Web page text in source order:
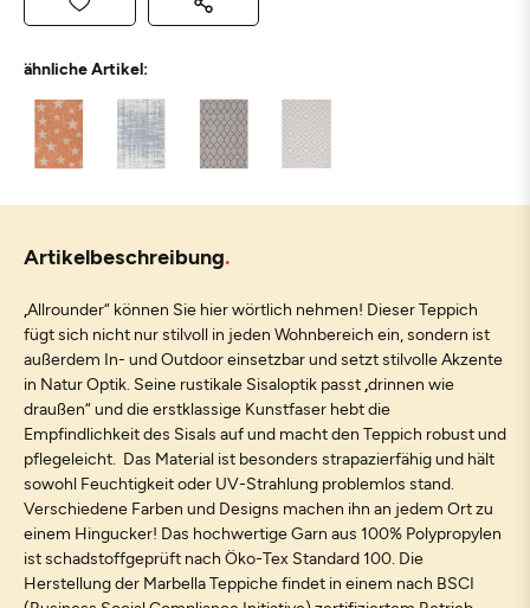
ähnliche Artikel:
Artikelbeschreibung
„Allrounder“ können Sie hier wörtlich nehmen! Dieser Teppich
fügt sich nicht nur stilvoll in jeden Wohnbereich ein, sondern ist
außerdem In- und Outdoor einsetzbar und setzt stilvolle Akzente
in Natur Optik. Seine rustikale Sisaloptik passt „drinnen wie
draußen“ und die erstklassige Kunstfaser hebt die
Empfindlichkeit des Sisals auf und macht den Teppich robust und
pflegeleicht. Das Material ist besonders strapazierfähig und hält
sowohl Feuchtigkeit oder UV-Strahlung problemlos stand.
Verschiedene Farben und Designs machen ihn an jedem Ort zu
einem Hingucker! Das hochwertige Garn aus 100% Polypropylen
ist schadstoffgeprüft nach Öko-Tex Standard 100. Die
Herstellung der Marbella Teppiche findet in einem nach BSCI